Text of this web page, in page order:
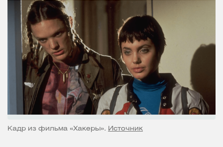
Кадр из фильма «Хакеры». Источник